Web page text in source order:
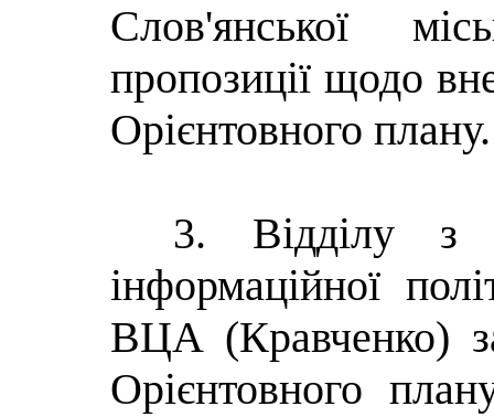
Слов'янської
пропозиції щодо
Орієнтовного плану.
3. Відділу з
інформаційної
ВЦА (Кравченко)
Орієнтовного